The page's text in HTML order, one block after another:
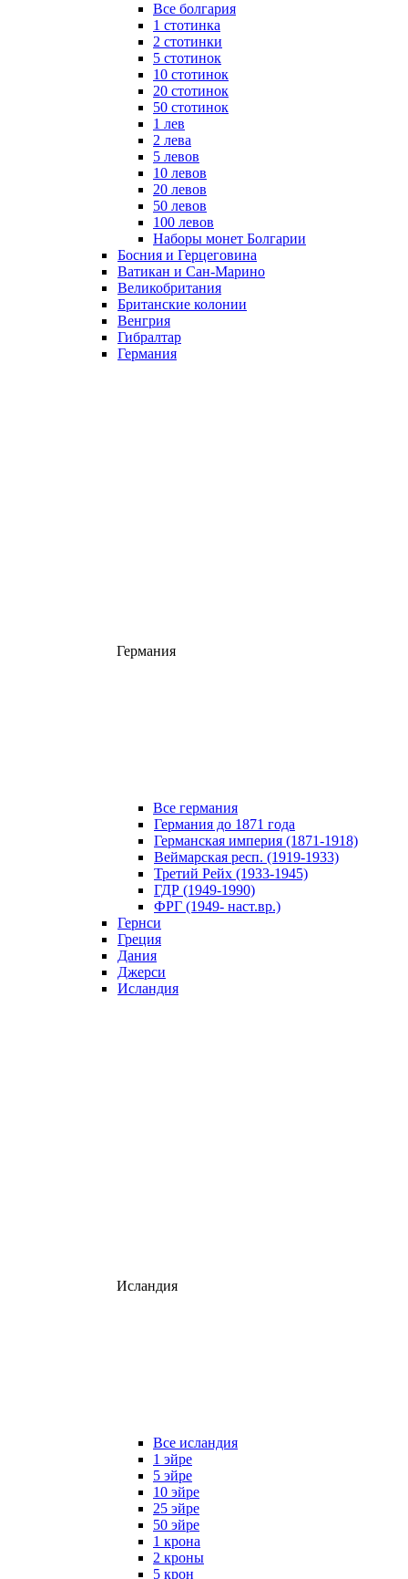
Все болгария
1 стотинка
2 стотинки
5 стотинок
10 стотинок
20 стотинок
50 стотинок
1 лев
2 лева
5 левов
10 левов
20 левов
50 левов
100 левов
Наборы монет Болгарии
Босния и Герцеговина
Ватикан и Сан-Марино
Великобритания
Британские колонии
Венгрия
Гибралтар
Германия
Германия
Все германия
Германия до 1871 года
Германская империя (1871-1918)
Веймарская респ. (1919-1933)
Третий Рейх (1933-1945)
ГДР (1949-1990)
ФРГ (1949- наст.вр.)
Гернси
Греция
Дания
Джерси
Исландия
Исландия
Все исландия
1 эйре
5 эйре
10 эйре
25 эйре
50 эйре
1 крона
2 кроны
5 крон